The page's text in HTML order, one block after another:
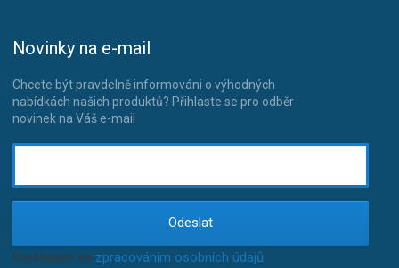
Novinky na e-mail
Chcete být pravdelně informováni o výhodných
nabídkách našich produktů? Přihlaste se pro odběr
novinek na Váš e-mail
Odeslat
Souhlasím se zpracováním osobních údajů